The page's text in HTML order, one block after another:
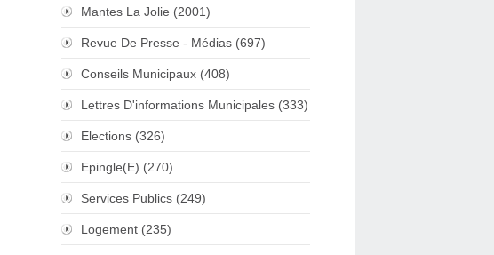
Mantes La Jolie (2001)
Revue De Presse - Médias (697)
Conseils Municipaux (408)
Lettres D'informations Municipales (333)
Elections (326)
Epingle(e) (270)
Services Publics (249)
Logement (235)